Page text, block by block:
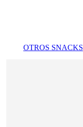
OTROS SNACKS